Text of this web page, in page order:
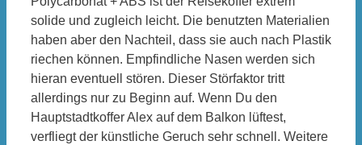
solide und zugleich leicht. Die benutzten Materialien
haben aber den Nachteil, dass sie auch nach Plastik
riechen können. Empfindliche Nasen werden sich
hieran eventuell stören. Dieser Störfaktor tritt
allerdings nur zu Beginn auf. Wenn Du den
Hauptstadtkoffer Alex auf dem Balkon lüftest,
verfliegt der künstliche Geruch sehr schnell. Weitere